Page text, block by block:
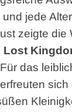
jede
zeigte die
Lost
das